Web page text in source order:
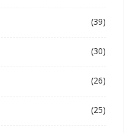
(39)
(30)
(26)
(25)